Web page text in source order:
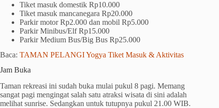
Tiket masuk domestik Rp10.000
Tiket masuk mancanegara Rp20.000
Parkir motor Rp2.000 dan mobil Rp5.000
Parkir Minibus/Elf Rp15.000
Parkir Medium Bus/Big Bus Rp25.000
Baca: TAMAN PELANGI Yogya Tiket Masuk & Aktivitas
Jam Buka
Taman rekreasi ini sudah buka mulai pukul 8 pagi. Memang
sangat pagi mengingat salah satu atraksi wisata di sini adalah
melihat sunrise. Sedangkan untuk tutupnya pukul 21.00 WIB.